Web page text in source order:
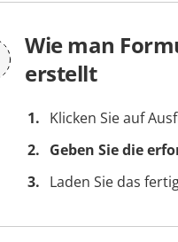
Wie man
erstellt
Klicken Sie auf
Geben Sie die
Laden Sie das